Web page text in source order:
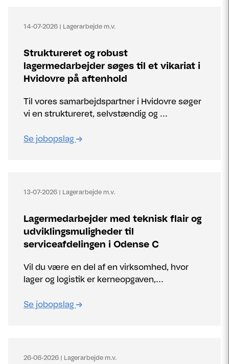
14-07-2026 | Lagerarbejde m.v.
Struktureret og robust
lagermedarbejder søges til et vikariat i
Hvidovre på aftenhold
Til vores samarbejdspartner i Hvidovre søger
vi en struktureret, selvstændig og ...
Se jobopslag
13-07-2026 | Lagerarbejde m.v.
Lagermedarbejder med teknisk flair og
udviklingsmuligheder til
serviceafdelingen i Odense C
Vil du være en del af en virksomhed, hvor
lager og logistik er kerneopgaven,...
Se jobopslag
26-06-2026 | Lagerarbejde m.v.